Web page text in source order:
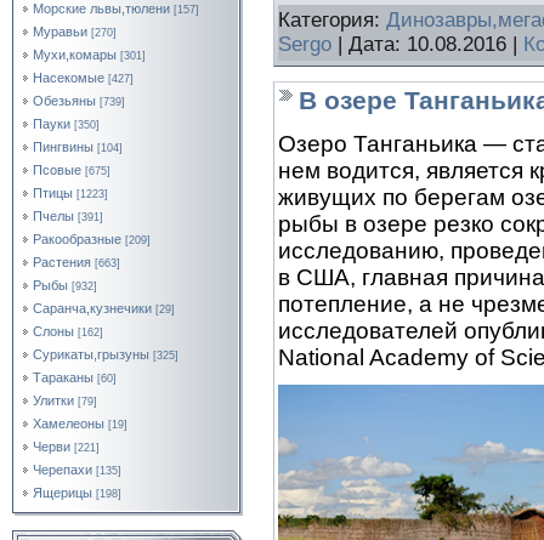
Морские львы,тюлени [157]
Муравьи [270]
Мухи,комары [301]
Насекомые [427]
Обезьяны [739]
Пауки [350]
Пингвины [104]
Псовые [675]
Птицы [1223]
Пчелы [391]
Ракообразные [209]
Растения [663]
Рыбы [932]
Саранча,кузнечики [29]
Слоны [162]
Сурикаты,грызуны [325]
Тараканы [60]
Улитки [79]
Хамелеоны [19]
Черви [221]
Черепахи [135]
Ящерицы [198]
Категория:
Sergo | Дата: 10.08.2016
В озере
Озеро Танганьика —
нем водится, является
живущих по берегам
рыбы в озере резко
исследованию,
в США, главная
потепление, а не
исследователей
National Academy of